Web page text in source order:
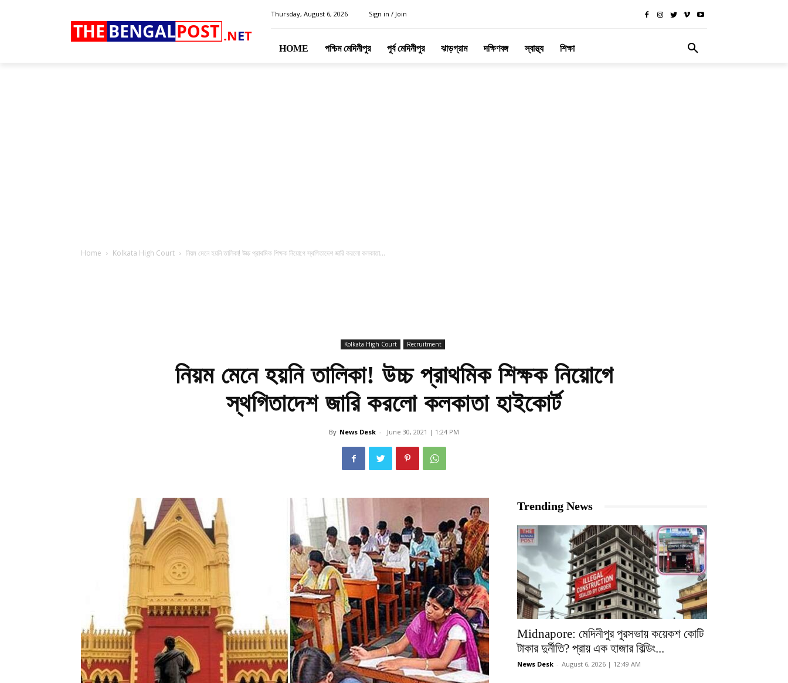
.NET
THE BENGALPOST
Thursday, August 6, 2026 Sign in / Join
HOME পশ্চিম মেদিনীপুর পূর্ব মেদিনীপুর ঝাড়গ্রাম দক্ষিণবঙ্গ স্বাস্থ্য শিক্ষা
Home Kolkata High Court নিয়ম মেনে হয়নি তালিকা! উচ্চ প্রাথমিক শিক্ষক নিয়োগে স্থগিতাদেশ জারি করলো কলকাতা...
Kolkata High Court Recruitment
নিয়ম মেনে হয়নি তালিকা! উচ্চ প্রাথমিক শিক্ষক নিয়োগে
স্থগিতাদেশ জারি করলো কলকাতা হাইকোর্ট
By News Desk - June 30, 2021 | 1:24 PM
Trending News
Midnapore: মেদিনীপুর পুরসভায় কয়েকশ কোটি
টাকার দুর্নীতি? প্রায় এক হাজার বিল্ডিং...
News Desk - August 6, 2026 | 12:49 AM